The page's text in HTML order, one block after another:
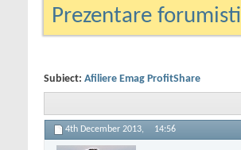
Prezentare forumisti
Subiect: Afiliere Emag ProfitShare
4th December 2013, 14:56